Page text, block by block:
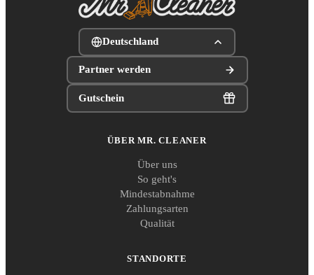
Deutschland
Partner werden
Gutschein
ÜBER MR. CLEANER
Über uns
So geht's
Mindestabnahme
Zahlungsarten
Qualität
STANDORTE